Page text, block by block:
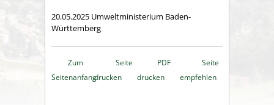
20.05.2025 Umweltministerium Baden-
Württemberg
Zum
Seitenanfang
Seite
drucken
PDF
drucken
Seite
empfehlen